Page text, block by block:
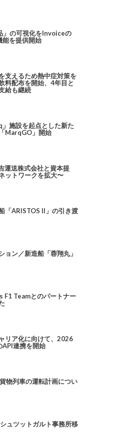
」の可視化をInvoiceの
を提供開始
支えるため熱中症対策を
料配布を開始、4年目と
給も継続
施設を起点とした新た
MarqGO」開始
送株式会社と資本提
ットワークを拡大〜
「ARISTOS II」の引き渡
ョン／新造船「蓉翔丸」
F1 Teamとのパートナー
リア化に向けて、2026
API連携を開始
物列車の運転計画につい
ュツットガルト事務所移